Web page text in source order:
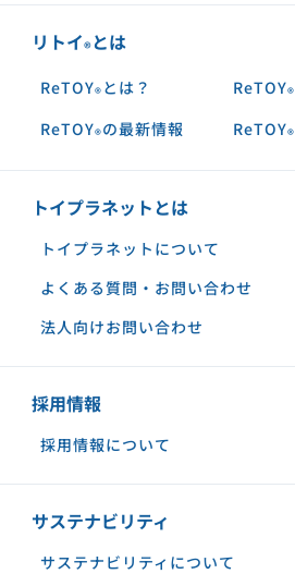
リトイ®︎とは
ReTOY®︎とは？ ReTOY®︎
ReTOY®︎の最新情報 ReTOY®︎
トイプラネットとは
トイプラネットについて
よくある質問・お問い合わせ
法人向けお問い合わせ
採用情報
採用情報について
サステナビリティ
サステナビリティについて